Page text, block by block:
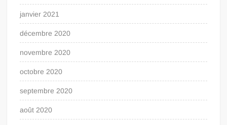
janvier 2021
décembre 2020
novembre 2020
octobre 2020
septembre 2020
août 2020